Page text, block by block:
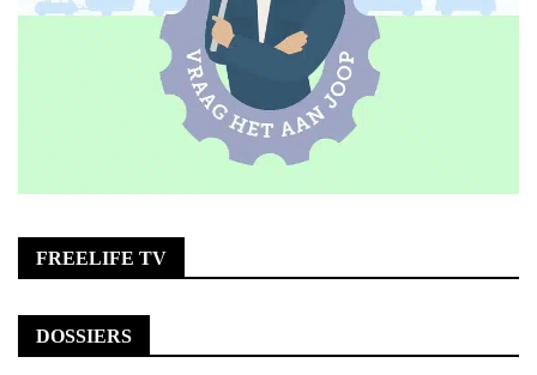
FREELIFE TV
DOSSIERS